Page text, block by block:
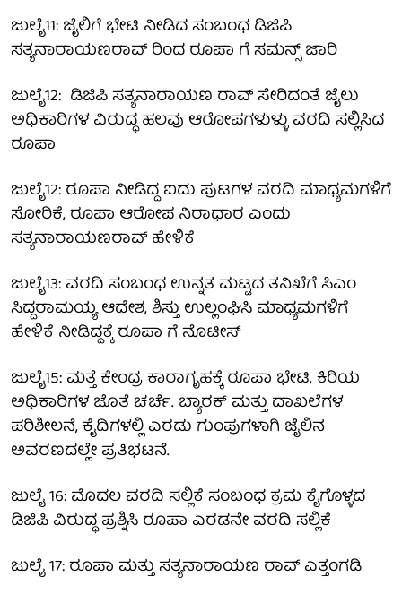
ಜುಲೈ11: ಜೈಲಿಗೆ ಭೇಟಿ ನೀಡಿದ ಸಂಬಂಧ ಡಿಜಿಪಿ
ಸತ್ಯನಾರಾಯಣರಾವ್ ರಿಂದ ರೂಪಾ ಗೆ ಸಮನ್ಸ್ ಜಾರಿ
ಜುಲೈ12: ಡಿಜಿಪಿ ಸತ್ಯನಾರಾಯಣ ರಾವ್ ಸೇರಿದಂತೆ ಜೈಲು
ಅಧಿಕಾರಿಗಳ ವಿರುದ್ಧ ಹಲವು ಆರೋಪಗಳುಳ್ಳು ವರದಿ ಸಲ್ಲಿಸಿದ
ರೂಪಾ
ಜುಲೈ12: ರೂಪಾ ನೀಡಿದ್ದ ಐದು ಪುಟಗಳ ವರದಿ ಮಾಧ್ಯಮಗಳಿಗೆ
ಸೋರಿಕೆ, ರೂಪಾ ಆರೋಪ ನಿರಾಧಾರ ಎಂದು
ಸತ್ಯನಾರಾಯಣರಾವ್ ಹೇಳಿಕೆ
ಜುಲೈ13: ವರದಿ ಸಂಬಂಧ ಉನ್ನತ ಮಟ್ಟದ ತನಿಖೆಗೆ ಸಿಎಂ
ಸಿದ್ದರಾಮಯ್ಯ ಆದೇಶ, ಶಿಸ್ತು ಉಲ್ಲಂಘಿಸಿ ಮಾಧ್ಯಮಗಳಿಗೆ
ಹೇಳಿಕೆ ನೀಡಿದ್ದಕ್ಕೆ ರೂಪಾ ಗೆ ನೊಟೀಸ್
ಜುಲೈ15: ಮತ್ತೆ ಕೇಂದ್ರ ಕಾರಾಗೃಹಕ್ಕೆ ರೂಪಾ ಭೇಟಿ, ಕಿರಿಯ
ಅಧಿಕಾರಿಗಳ ಜೊತೆ ಚರ್ಚೆ. ಬ್ಯಾರಕ್ ಮತ್ತು ದಾಖಲೆಗಳ
ಪರಿಶೀಲನೆ, ಕೈದಿಗಳಲ್ಲಿ ಎರಡು ಗುಂಪುಗಳಾಗಿ ಜೈಲಿನ
ಅವರಣದಲ್ಲೇ ಪ್ರತಿಭಟನೆ.
ಜುಲೈ 16: ಮೊದಲ ವರದಿ ಸಲ್ಲಿಕೆ ಸಂಬಂಧ ಕ್ರಮ ಕೈಗೊಳ್ಳದ
ಡಿಜಿಪಿ ವಿರುದ್ಧ ಪ್ರಶ್ನಿಸಿ ರೂಪಾ ಎರಡನೇ ವರದಿ ಸಲ್ಲಿಕೆ
ಜುಲೈ 17: ರೂಪಾ ಮತ್ತು ಸತ್ಯನಾರಾಯಣ ರಾವ್ ಎತ್ತಂಗಡಿ